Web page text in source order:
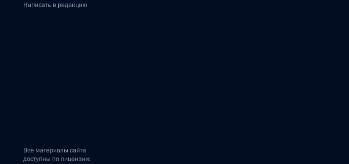
Написать в редакцию
Все материалы сайта
доступны по лицензии: